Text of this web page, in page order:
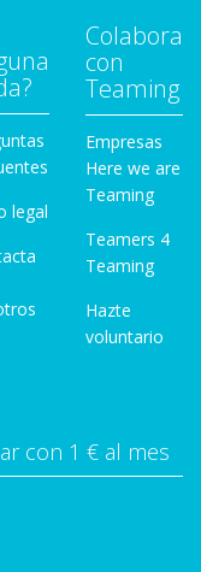
legal
Colabora
con
Teaming
Empresas
Here we are
Teaming
Teamers 4
Teaming
Hazte
voluntario
con 1 € al mes